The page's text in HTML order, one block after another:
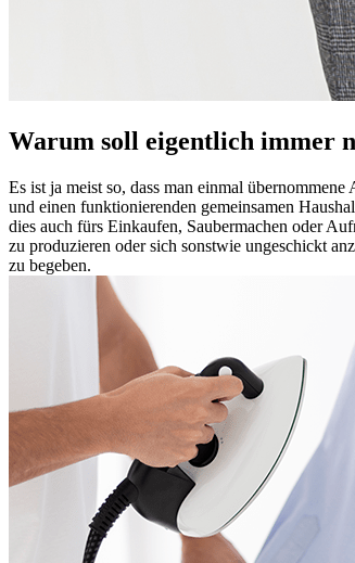
Warum soll eigentlich immer
Es ist ja meist so, dass man einmal
und einen funktionierenden gemeinsamen
dies auch fürs Einkaufen, Saubermachen oder
zu produzieren oder sich sonstwie ungeschickt
zu begeben.